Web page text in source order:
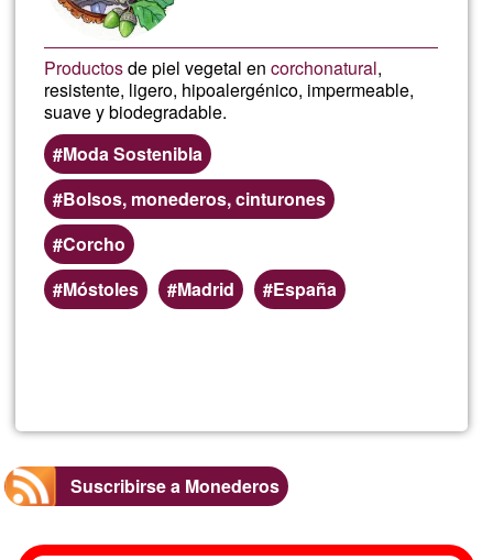
Productosde piel vegetal encorchonatural,
resistente, ligero, hipoalergénico, impermeable,
suave y biodegradable.
Moda Sostenibla
Bolsos, monederos, cinturones
Corcho
Móstoles
Madrid España
Suscribirse a Monederos